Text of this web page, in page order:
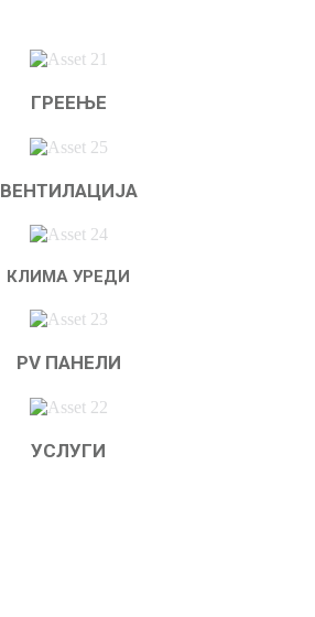
ГРЕЕЊЕ
ВЕНТИЛАЦИЈА
КЛИМА УРЕДИ
PV ПАНЕЛИ
УСЛУГИ